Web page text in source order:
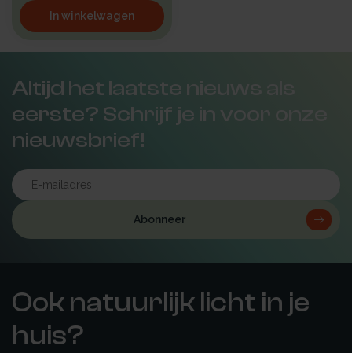
In winkelwagen
Altijd het laatste nieuws als
eerste? Schrijf je in voor onze
nieuwsbrief!
Abonneer
Ook natuurlijk licht in je
huis?